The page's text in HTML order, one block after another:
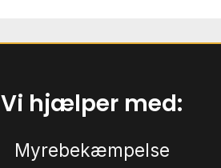
Vi hjælper med:
Myrebekæmpelse